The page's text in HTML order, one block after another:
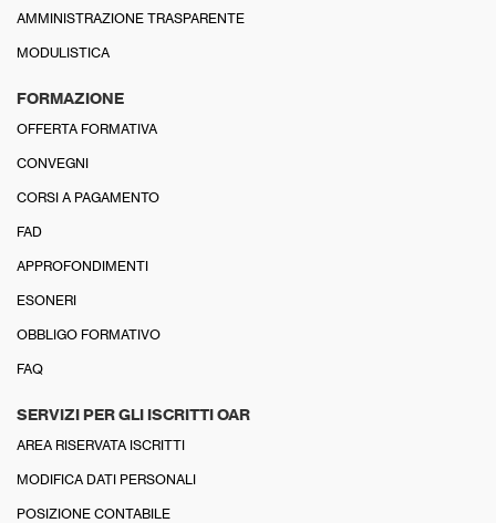
AMMINISTRAZIONE TRASPARENTE
MODULISTICA
FORMAZIONE
OFFERTA FORMATIVA
CONVEGNI
CORSI A PAGAMENTO
FAD
APPROFONDIMENTI
ESONERI
OBBLIGO FORMATIVO
FAQ
SERVIZI PER GLI ISCRITTI OAR
AREA RISERVATA ISCRITTI
MODIFICA DATI PERSONALI
POSIZIONE CONTABILE